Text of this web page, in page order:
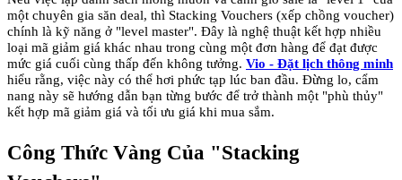
một chuyên gia săn deal, thì Stacking Vouchers (xếp chồng voucher)
chính là kỹ năng ở "level master". Đây là nghệ thuật kết hợp nhiều
loại mã giảm giá khác nhau trong cùng một đơn hàng để đạt được
mức giá cuối cùng thấp đến không tưởng. Vio - Đặt lịch thông minh
hiểu rằng, việc này có thể hơi phức tạp lúc ban đầu. Đừng lo, cẩm
nang này sẽ hướng dẫn bạn từng bước để trở thành một "phù thủy"
kết hợp mã giảm giá và tối ưu giá khi mua sắm.
Công Thức Vàng Của "Stacking